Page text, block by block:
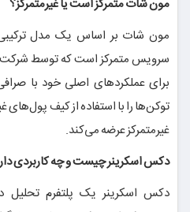
مون شات متمرکز است یا غیرمتمرکز؟
مون شات بر اساس یک مدل
سرویس متمرکز است که توسط شرکت
برای عملکردهای اصلی خود با
توکن‌ها را با استفاده از کیف
غیرمتمرکز عرضه می‌کند.
دکس اسکرینر چیست و چه کاربردی
دکس اسکرینر یک پلتفرم تحلیل